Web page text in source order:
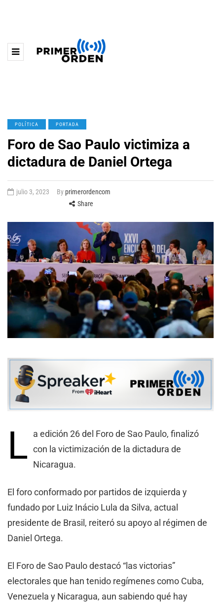
POLÍTICA PORTADA
Foro de Sao Paulo victimiza a
dictadura de Daniel Ortega
julio 3, 2023 By primerordencom
Share
L
a edición 26 del Foro de Sao Paulo, finalizó
con la victimización de la dictadura de
Nicaragua.
El foro conformado por partidos de izquierda y
fundado por Luiz Inácio Lula da Silva, actual
presidente de Brasil, reiteró su apoyo al régimen de
Daniel Ortega.
El Foro de Sao Paulo destacó “las victorias”
electorales que han tenido regímenes como Cuba,
Venezuela y Nicaragua, aun sabiendo qué hay